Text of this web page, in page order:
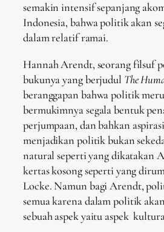
semakin intensif sepanjang
Indonesia, bahwa politik akan
dalam relatif ramai.
Hannah Arendt, seorang filsuf
bukunya yang berjudul The
beranggapan bahwa politik
bermukimnya segala bentuk
perjumpaan, dan bahkan
menjadikan politik bukan
natural seperti yang dikatakan
kertas kosong seperti yang
Locke. Namun bagi Arendt,
semua karena dalam politik
sebuah aspek yaitu aspek